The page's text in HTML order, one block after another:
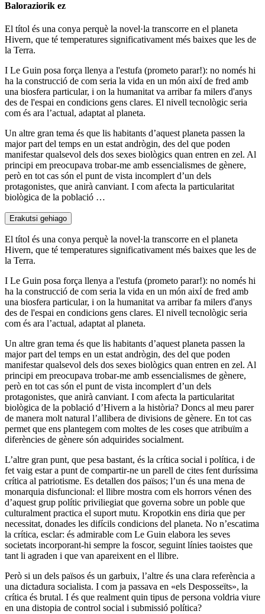
Baloraziorik ez
El títol és una conya perquè la novel·la transcorre en el planeta
Hivern, que té temperatures significativament més baixes que les de
la Terra.
I Le Guin posa força llenya a l'estufa (prometo parar!): no només hi
ha la construcció de com seria la vida en un món així de fred amb
una biosfera particular, i on la humanitat va arribar fa milers d'anys
des de l'espai en condicions gens clares. El nivell tecnològic seria
com és ara l’actual, adaptat al planeta.
Un altre gran tema és que lis habitants d’aquest planeta passen la
major part del temps en un estat andrògin, des del que poden
manifestar qualsevol dels dos sexes biològics quan entren en zel. Al
principi em preocupava trobar-me amb essencialismes de gènere,
però en tot cas són el punt de vista incomplert d’un dels
protagonistes, que anirà canviant. I com afecta la particularitat
biològica de la població …
Erakutsi gehiago
El títol és una conya perquè la novel·la transcorre en el planeta
Hivern, que té temperatures significativament més baixes que les de
la Terra.
I Le Guin posa força llenya a l'estufa (prometo parar!): no només hi
ha la construcció de com seria la vida en un món així de fred amb
una biosfera particular, i on la humanitat va arribar fa milers d'anys
des de l'espai en condicions gens clares. El nivell tecnològic seria
com és ara l’actual, adaptat al planeta.
Un altre gran tema és que lis habitants d’aquest planeta passen la
major part del temps en un estat andrògin, des del que poden
manifestar qualsevol dels dos sexes biològics quan entren en zel. Al
principi em preocupava trobar-me amb essencialismes de gènere,
però en tot cas són el punt de vista incomplert d’un dels
protagonistes, que anirà canviant. I com afecta la particularitat
biològica de la població d’Hivern a la història? Doncs al meu parer
de manera molt natural l’allibera de divisions de gènere. En tot cas
permet que ens plantegem com moltes de les coses que atribuïm a
diferències de gènere són adquirides socialment.
L’altre gran punt, que pesa bastant, és la crítica social i política, i de
fet vaig estar a punt de compartir-ne un parell de cites fent duríssima
crítica al patriotisme. Es detallen dos països; l’un és una mena de
monarquia disfuncional: el llibre mostra com els horrors vénen des
d’aquest grup polític priviliegiat que governa sobre un poble que
culturalment practica el suport mutu. Kropotkin ens diria que per
necessitat, donades les difícils condicions del planeta. No n’escatima
la crítica, esclar: és admirable com Le Guin elabora les seves
societats incorporant-hi sempre la foscor, seguint línies taoistes que
tant li agraden i que van apareixent en el llibre.
Però si un dels països és un garbuix, l’altre és una clara referència a
una dictadura socialista. I com ja passava en «els Desposseïts», la
crítica és brutal. I és que realment quin tipus de persona voldria viure
en una distopia de control social i submissió política?